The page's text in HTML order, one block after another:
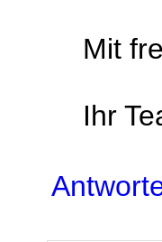
Mit
Ihr